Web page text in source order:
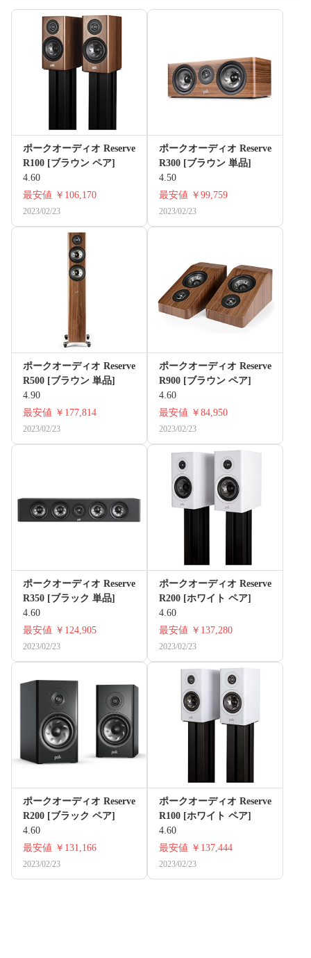
ポークオーディオ Reserve
R100 [ブラウン ペア]
4.60
最安値 ￥106,170
2023/02/23
ポークオーディオ Reserve
R300 [ブラウン 単品]
4.50
最安値 ￥99,759
2023/02/23
ポークオーディオ Reserve
R500 [ブラウン 単品]
4.90
最安値 ￥177,814
2023/02/23
ポークオーディオ Reserve
R900 [ブラウン ペア]
4.60
最安値 ￥84,950
2023/02/23
ポークオーディオ Reserve
R350 [ブラック 単品]
4.60
最安値 ￥124,905
2023/02/23
ポークオーディオ Reserve
R200 [ホワイト ペア]
4.60
最安値 ￥137,280
2023/02/23
ポークオーディオ Reserve
R200 [ブラック ペア]
4.60
最安値 ￥131,166
2023/02/23
ポークオーディオ Reserve
R100 [ホワイト ペア]
4.60
最安値 ￥137,444
2023/02/23